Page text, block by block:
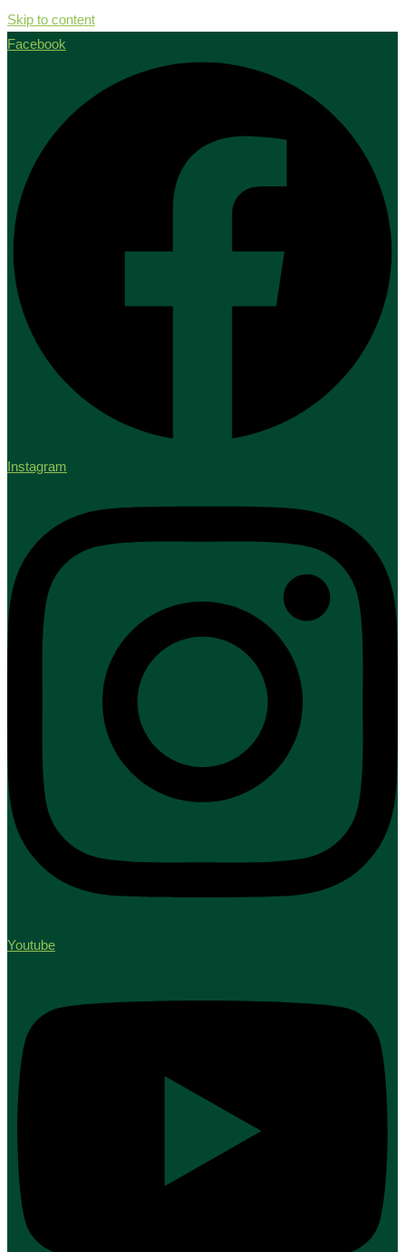
Skip to content
Facebook
Instagram
Youtube